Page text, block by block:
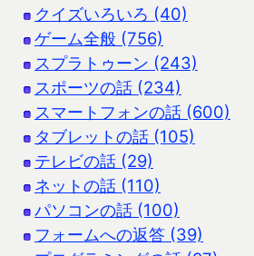
クイズいろいろ (40)
ゲーム全般 (756)
スプラトゥーン (243)
スポーツの話 (234)
スマートフォンの話 (600)
タブレットの話 (105)
テレビの話 (29)
ネットの話 (110)
パソコンの話 (100)
フォームへの返答 (39)